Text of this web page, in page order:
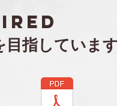
指していま